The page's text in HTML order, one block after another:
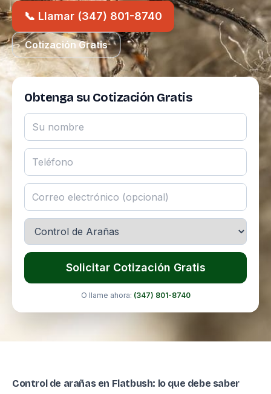
📞 Llamar (347) 801-8740
Cotización Gratis
Obtenga su Cotización Gratis
Solicitar Cotización Gratis
O llame ahora: (347) 801-8740
Control de arañas en Flatbush: lo que debe saber